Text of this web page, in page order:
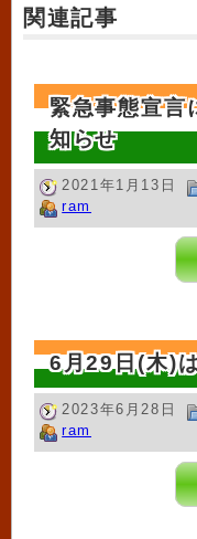
関連記事
緊急事態宣言
知らせ
2021年1月13日
ram
6月29日(木)
2023年6月28日
ram